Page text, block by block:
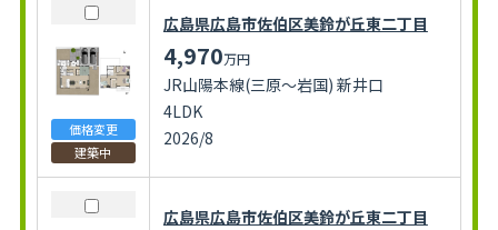
価格変更
建築中
広島県広島市佐伯区美鈴が丘東二丁目
4,970万円
JR山陽本線(三原～岩国) 新井口
4LDK
2026/8
広島県広島市佐伯区美鈴が丘東二丁目